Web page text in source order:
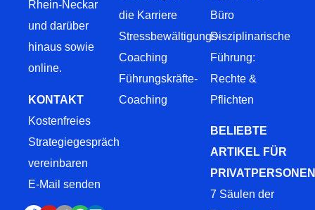
Rhein-Neckar
und darüber
hinaus sowie
online.
KONTAKT
Kostenfreies
Strategiegespräch
vereinbaren
E-Mail senden
die Karriere
Stressbewältigungs-
Coaching
Führungskräfte-
Coaching
Büro
Disziplinarische
Führung:
Rechte &
Pflichten
BELIEBTE
ARTIKEL FÜR
PRIVATPERSONEN
7 Säulen der